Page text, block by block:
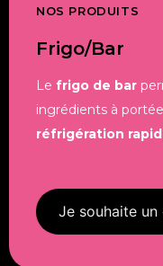
NOS PRODUITS
Frigo/bar
Le frigo de bar
ingrédients à
réfrigération
Je souhaite un